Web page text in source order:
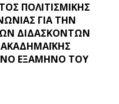
ΠΟΛΙΤΙΣΜΙΚΗΣ
ΓΙΑ ΤΗΝ
ΔΙΔΑΣΚΟΝΤΩΝ
ΕΞΑΜΗΝΟ ΤΟΥ